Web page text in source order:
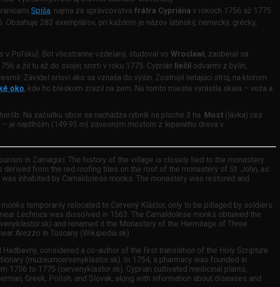
Spiša, najmä za správcovstva frátra Cypriána v rokoch 1756 až 1775
Obsahuje 283 exemplárov, pri každom je názov latinský, nemecký, grécky,
Poľsku). Bol všestranne vzdelaný, študoval vo Wroclawi, zaoberal sa
a žil tu až do svojej smrti v roku 1775. Cyprián liečil odvarmi z bylín,
Závidel orlovi ako sa vznáša do výšin. Zostrojil lietajúci stroj, na ktorom
oko, kde ho bleskom zrazil na zem. Na tomto mieste vyrástla skala – veža a
Na začiatku obce sa nachádza rybník na ploche 3 ha. Most (lávka) cez
je najdlhším (149.95 m) závesným mostom z lepeného dreva v
in Zamagurí. The history of the village is closely tied to the monastery
from the red roofing tiles on the roof of the monastery of St. John, as
inhabited by Camaldolese monks. The monastery was restored and
temporarily relocated to Červený Kláštor, only to be pillaged by soldiers
Lechnica was dissolved in 1563. The Camaldolese monks obtained the
and renamed it the Monastery of the Hermitage of Three
Arezzo in Tuscany (Wikipedia.sk).
considered a co-author of the first translation of the Holy Scripture
(muzeumcervenyklastor.sk). In 1754, a pharmacy was founded in
1756 to 1775 (cervenyklastor.sk). Cyprián cultivated medicinal plants,
Greek, Polish, and Slovak, along with information about diseases and